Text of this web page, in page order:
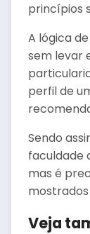
princípios
A lógica
sem levar
perfil de
Sendo
faculdade
mas é
Veja